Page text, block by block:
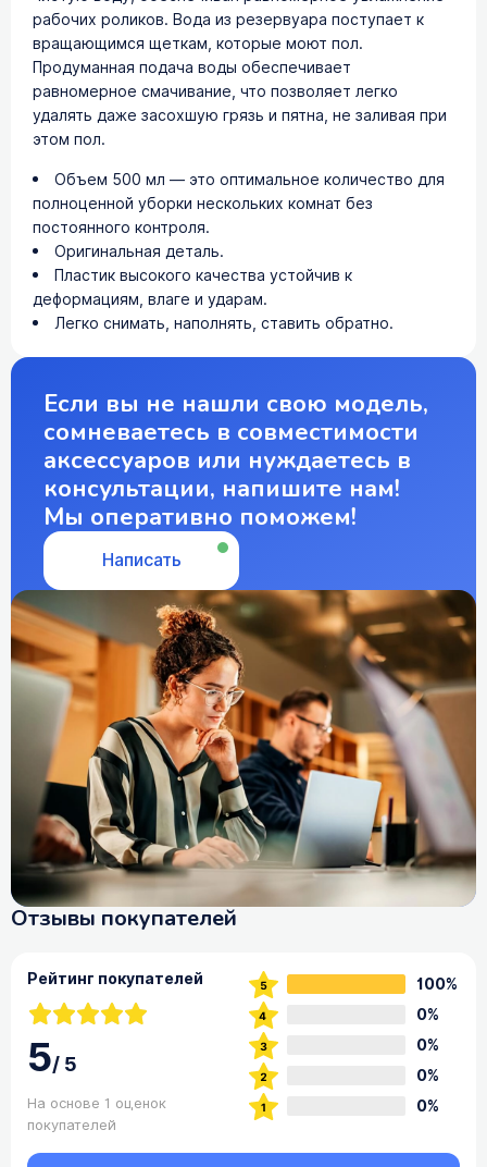
рабочих роликов. Вода из резервуара поступает к
вращающимся щеткам, которые моют пол.
Продуманная подача воды обеспечивает
равномерное смачивание, что позволяет легко
удалять даже засохшую грязь и пятна, не заливая при
этом пол.
Объем 500 мл — это оптимальное количество для
полноценной уборки нескольких комнат без
постоянного контроля.
Оригинальная деталь.
Пластик высокого качества устойчив к
деформациям, влаге и ударам.
Легко снимать, наполнять, ставить обратно.
Если вы не нашли свою модель,
сомневаетесь в совместимости
аксессуаров или нуждаетесь в
консультации, напишите нам!
Мы оперативно поможем!
Написать
Отзывы покупателей
Рейтинг покупателей
5/5
На основе 1 оценок
покупателей
100%
0%
0%
0%
0%